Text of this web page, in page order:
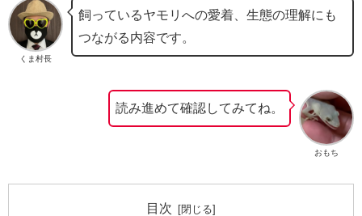
くま村長
飼っているヤモリへの愛着、生態の理解にも
つながる内容です。
おもち
読み進めて確認してみてね。
目次